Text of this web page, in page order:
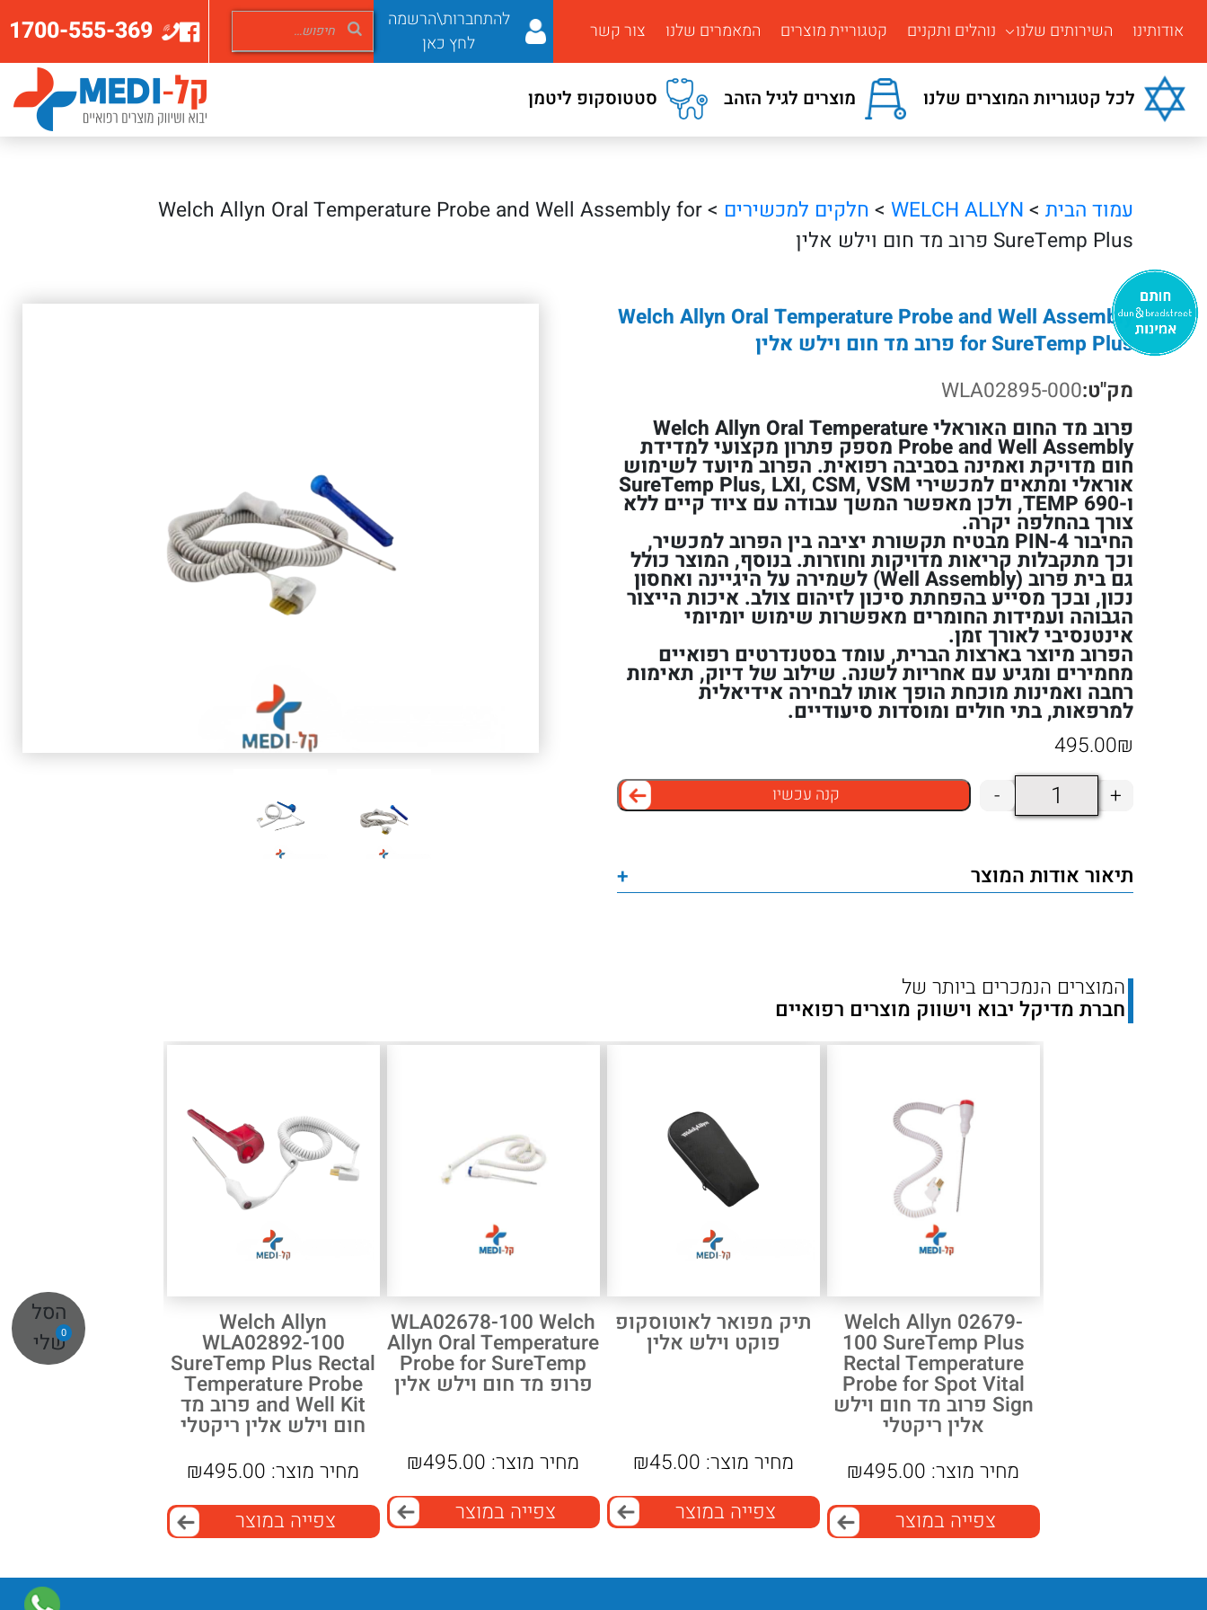
אודותינו השירותים שלנו נוהלים ותקנים קטגוריית מוצרים המאמרים שלנו צור קשר
להתחברות\הרשמה
לחץ כאן
1700-555-369
לכל קטגוריות המוצרים שלנו מוצרים לגיל הזהב סטטוסקופ ליטמן
0
הסל
שלי
עמוד הבית >
WELCH ALLYN
> חלקים למכשירים
> Welch Allyn Oral Temperature Probe and Well Assembly for
SureTemp Plus פרוב מד חום וילש אלין
Welch Allyn Oral Temperature Probe and Well Assembly
for SureTemp Plus פרוב מד חום וילש אלין
מק"ט:WLA02895-000
פרוב מד החום האוראלי Welch Allyn Oral Temperature
Probe and Well Assembly מספק פתרון מקצועי למדידת
חום מדויקת ואמינה בסביבה רפואית. הפרוב מיועד לשימוש
אוראלי ומתאים למכשירי SureTemp Plus, LXI, CSM, VSM
ו-TEMP 690, ולכן מאפשר המשך עבודה עם ציוד קיים ללא
צורך בהחלפה יקרה.
החיבור 4-PIN מבטיח תקשורת יציבה בין הפרוב למכשיר,
וכך מתקבלות קריאות מדויקות וחוזרות. בנוסף, המוצר כולל
גם בית פרוב (Well Assembly) לשמירה על היגיינה ואחסון
נכון, ובכך מסייע בהפחתת סיכון לזיהום צולב. איכות הייצור
הגבוהה ועמידות החומרים מאפשרות שימוש יומיומי
אינטנסיבי לאורך זמן.
הפרוב מיוצר בארצות הברית, עומד בסטנדרטים רפואיים
מחמירים ומגיע עם אחריות לשנה. שילוב של דיוק, תאימות
רחבה ואמינות מוכחת הופך אותו לבחירה אידיאלית
למרפאות, בתי חולים ומוסדות סיעודיים.
₪
495.00
+
כמות
של
Allyn
and
- קנה עכשיו
תיאור אודות המוצר +
המוצרים הנמכרים ביותר של
חברת מדיקל יבוא וישווק מוצרים רפואיים
Welch Allyn 02679-
100 SureTemp Plus
Rectal Temperature
Probe for Spot Vital
Sign פרוב מד חום וילש
אלין ריקטלי
מחיר מוצר:
₪495.00
צפייה במוצר
תיק מפואר לאוטוסקופ
פוקט וילש אלין
מחיר מוצר: ₪45.00
צפייה במוצר
WLA02678-100 Welch
Allyn Oral Temperature
Probe for SureTemp
פרופ מד חום וילש אלין
מחיר מוצר: ₪495.00
צפייה במוצר
Welch Allyn
WLA02892-100
SureTemp Plus Rectal
Temperature Probe
and Well Kit פרוב מד
חום וילש אלין ריקטלי
מחיר מוצר:
₪495.00
צפייה במוצר